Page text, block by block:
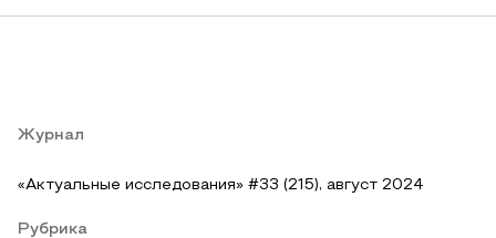
Журнал
«Актуальные исследования» #33 (215), август 2024
Рубрика